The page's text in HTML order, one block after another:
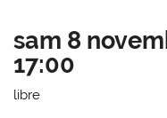
sam 8
17:00
libre